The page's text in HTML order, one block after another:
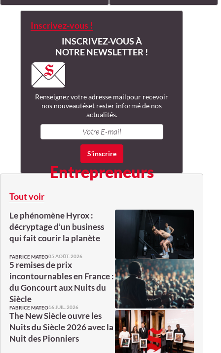
Inscrivez-vous !
INSCRIVEZ-VOUS À
NOTRE NEWSLETTER !
Renseignez votre adresse mailpour recevoir
nos nouveautéset rester informé de nos
actualités.
Entrepreneurs
Tout voir
Le phénomène Hyrox :
décryptage d’un business
qui fait courir la planète
FABRICE MATEO05 AOÛT. 2026
5 remises de prix
incontournables en France :
du Goncourt aux Nuits du
Siècle
FABRICE MATEO16 JUIL. 2026
The New Siècle ouvre les
Nuits du Siècle 2026 avec la
Nuit des Pionniers